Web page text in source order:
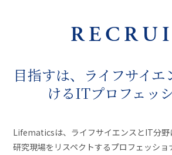
目指すは、ライフサイエ
けるITプロフェッ
Lifematicsは、ライフサイエンスとIT分野
研究現場をリスペクトするプロフェッショ